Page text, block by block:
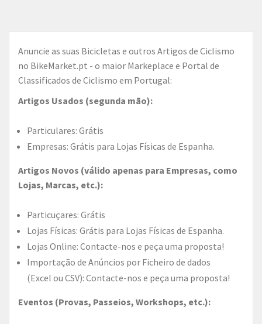
Anuncie as suas Bicicletas e outros Artigos de Ciclismo
no BikeMarket.pt - o maior Markeplace e Portal de
Classificados de Ciclismo em Portugal:
Artigos Usados (segunda mão):
Particulares: Grátis
Empresas: Grátis para Lojas Físicas de Espanha.
Artigos Novos (válido apenas para Empresas, como
Lojas, Marcas, etc.):
Particuçares: Grátis
Lojas Físicas: Grátis para Lojas Físicas de Espanha.
Lojas Online: Contacte-nos e peça uma proposta!
Importação de Anúncios por Ficheiro de dados
(Excel ou CSV): Contacte-nos e peça uma proposta!
Eventos (Provas, Passeios, Workshops, etc.):